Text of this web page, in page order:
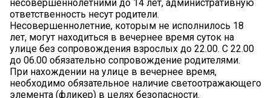
несовершеннолетними до 14 лет, административную
ответственность несут родители.
️Несовершеннолетние, которым не исполнилось 18
лет, могут находиться в вечернее время суток на
улице без сопровождения взрослых до 22.00. С 22.00
до 06.00 обязательно сопровождение родителями.
️При нахождении на улице в вечернее время,
необходимо обязательное наличие светоотражающего
элемента (фликер) в целях безопасности.